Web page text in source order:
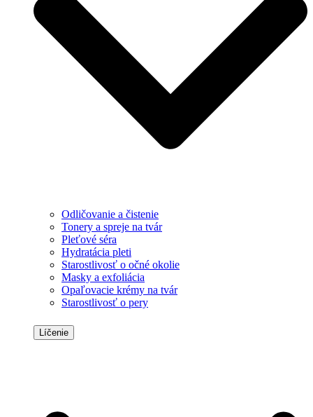
Odličovanie a čistenie
Tonery a spreje na tvár
Pleťové séra
Hydratácia pleti
Starostlivosť o očné okolie
Masky a exfoliácia
Opaľovacie krémy na tvár
Starostlivosť o pery
Líčenie